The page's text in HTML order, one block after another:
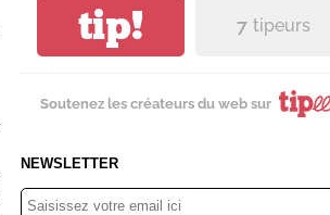
tip! 7 tipeurs
Soutenez les créateurs du web sur
NEWSLETTER